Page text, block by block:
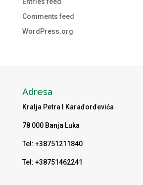
Entries feed
Comments feed
WordPress.org
Adresa
Kralja Petra I Karađorđevića
78 000 Banja Luka
Tel: +38751211840
Tel: +38751462241